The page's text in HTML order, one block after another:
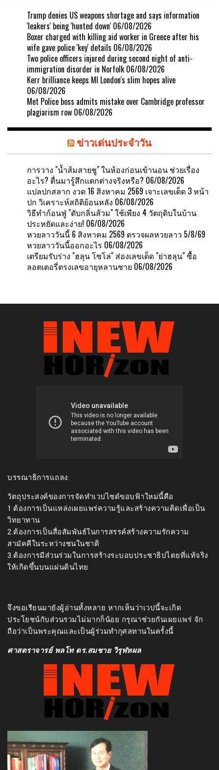
Trump denies US weapons shortage and says information
'leakers' being 'hunted down' 06/08/2026
Boxer charged with killing aid worker in Greece after his
wife gave police 'key' details 06/08/2026
Two police officers injured during second night of anti-
immigration disorder in Norfolk 06/08/2026
Kerr brilliance keeps MI London's slim hopes alive
06/08/2026
Met Police boss admits mistake over Cambridge professor
plagiarism row 06/08/2026
ข่าวเด่นประจำวัน
การวาง "น้ำส้มสายชู" ในห้องก่อนเข้านอน ช่วยเรื่อง
อะไร? ตื่นมารู้สึกแตกต่างจริงหรือ? 06/08/2026
แปลปกสลาก งวด 16 สิงหาคม 2569 เจาะเลขเด็ด 3 หน้า
ปก วิเคราะห์สถิติย้อนหลัง 06/08/2026
วิธีทำก้อนฟู่ "ดับกลิ่นส้วม" ใช้เพียง 4 วัตถุดิบในบ้าน
ประหยัดและง่าย! 06/08/2026
หวยลาววันนี้ 6 สิงหาคม 2569 ตรวจผลหวยลาว 5/8/69
หวยลาววันนี้ออกอะไร 06/08/2026
เตรียมรับร่าง "ฮลุน โซโล่" ส่องเลขเด็ด "ย่าฮลุน" ซื้อ
ลอตเตอรี่ตรงเลขอายุหลานชาย 06/08/2026
บรรณาธิการแถลง:
วัตถุประสงค์ของการจัดทำเวปไซด์ขอบฟ้าใหม่นี้คือ
1.ต้องการเป็นแหล่งเผยแพร่ความรู้และสร้างความคิดเพื่อเป็น
วิทยาทาน
2.ต้องการเป็นสื่อสัมพันธ์ในการสรรค์สร้างความรักความ
สามัคคีในระหว่างชนในชาติ
3.ต้องการมีส่วนร่วมในการสร้างระบอบประชาธิปไตยที่แท้จริง
ให้เกิดขึ้นบนแผ่นดินไทย
จึงขอเรียนมายังผู้อ่านทั้งหลาย หากเห็นว่าเวปนี้จะเกิด
ประโยชน์กับส่วนรวมไม่มากก็น้อย กรุณาช่วยกันเผยแพร่ จัก
ถือว่าเป็นพระคุณและเป็นผู้ร่วมทำกุศลทานในครั้งนี้
ศาสตราจารย์ พลโท ดร.สมชาย วิรุฬหผล